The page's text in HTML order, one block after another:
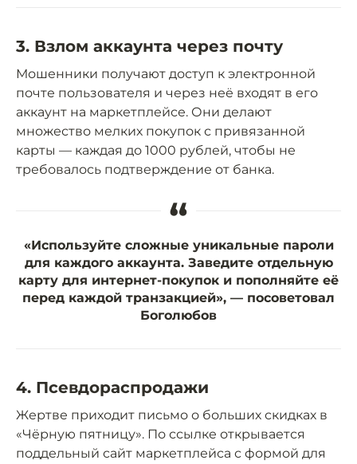
3. Взлом аккаунта через почту
Мошенники получают доступ к электронной
почте пользователя и через неё входят в его
аккаунт на маркетплейсе. Они делают
множество мелких покупок с привязанной
карты — каждая до 1000 рублей, чтобы не
требовалось подтверждение от банка.
“
«Используйте сложные уникальные пароли
для каждого аккаунта. Заведите отдельную
карту для интернет-покупок и пополняйте её
перед каждой транзакцией», — посоветовал
Боголюбов
4. Псевдораспродажи
Жертве приходит письмо о больших скидках в
«Чёрную пятницу». По ссылке открывается
поддельный сайт маркетплейса с формой для